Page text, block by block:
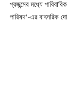
প্রজন্মের মধ্যে
পারিষদ’-এর বাৎসরিক